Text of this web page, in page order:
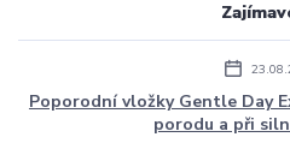
Poporodní vložky Gentle Day
porodu a při